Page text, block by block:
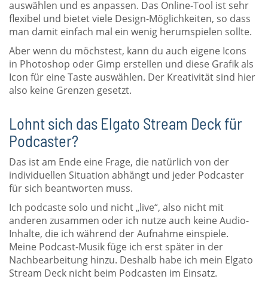
auswählen und es anpassen. Das Online-Tool ist sehr
flexibel und bietet viele Design-Möglichkeiten, so dass
man damit einfach mal ein wenig herumspielen sollte.
Aber wenn du möchstest, kann du auch eigene Icons
in Photoshop oder Gimp erstellen und diese Grafik als
Icon für eine Taste auswählen. Der Kreativität sind hier
also keine Grenzen gesetzt.
Lohnt sich das Elgato Stream Deck für
Podcaster?
Das ist am Ende eine Frage, die natürlich von der
individuellen Situation abhängt und jeder Podcaster
für sich beantworten muss.
Ich podcaste solo und nicht „live“, also nicht mit
anderen zusammen oder ich nutze auch keine Audio-
Inhalte, die ich während der Aufnahme einspiele.
Meine Podcast-Musik füge ich erst später in der
Nachbearbeitung hinzu. Deshalb habe ich mein Elgato
Stream Deck nicht beim Podcasten im Einsatz.